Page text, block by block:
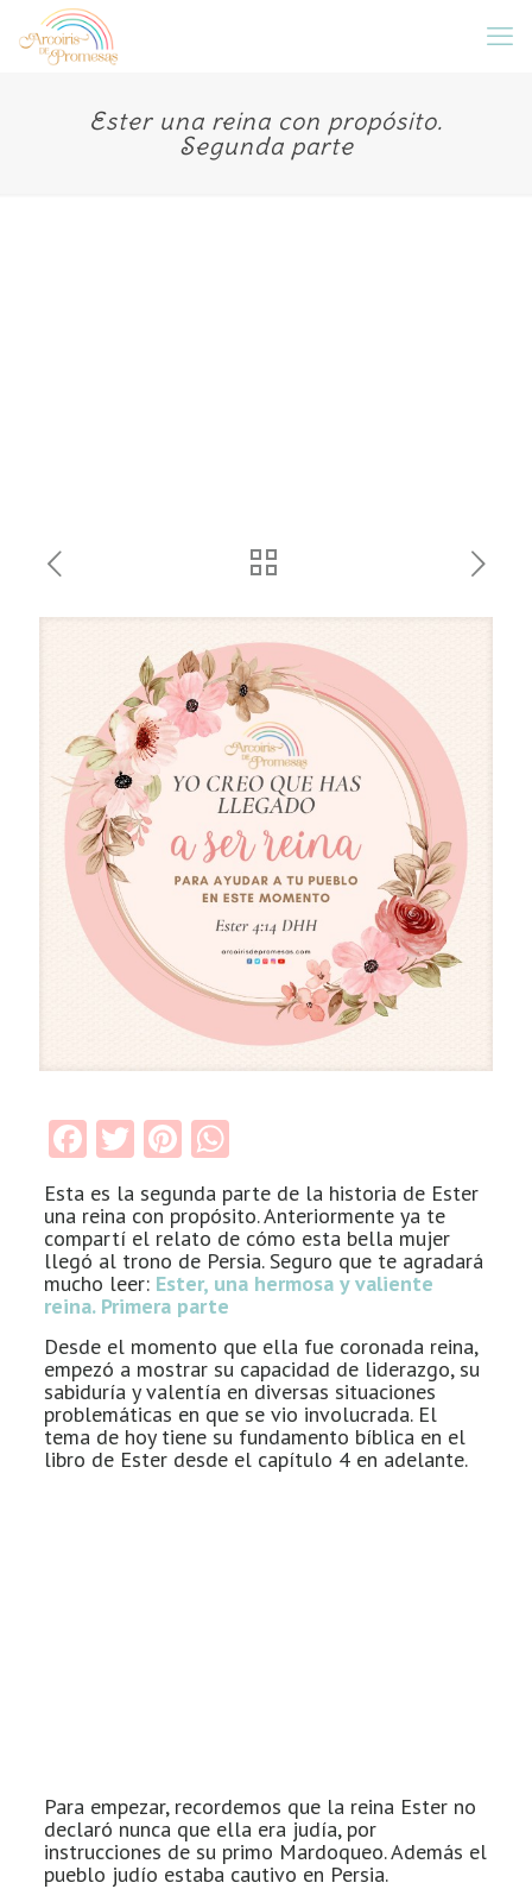
Ester una reina con propósito.
Segunda parte
Facebook
TwitterPinterest
WhatsApp
Esta es la segunda parte de la historia de Ester
una reina con propósito. Anteriormente ya te
compartí el relato de cómo esta bella mujer
llegó al trono de Persia. Seguro que te agradará
mucho leer: Ester, una hermosa y valiente
reina. Primera parte
Desde el momento que ella fue coronada reina,
empezó a mostrar su capacidad de liderazgo, su
sabiduría y valentía en diversas situaciones
problemáticas en que se vio involucrada. El
tema de hoy tiene su fundamento bíblica en el
libro de Ester desde el capítulo 4 en adelante.
Para empezar, recordemos que la reina Ester no
declaró nunca que ella era judía, por
instrucciones de su primo Mardoqueo. Además el
pueblo judío estaba cautivo en Persia.